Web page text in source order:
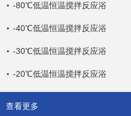
-80℃低温恒温搅拌反应浴
-40℃低温恒温搅拌反应浴
-30℃低温恒温搅拌反应浴
-20℃低温恒温搅拌反应浴
查看更多